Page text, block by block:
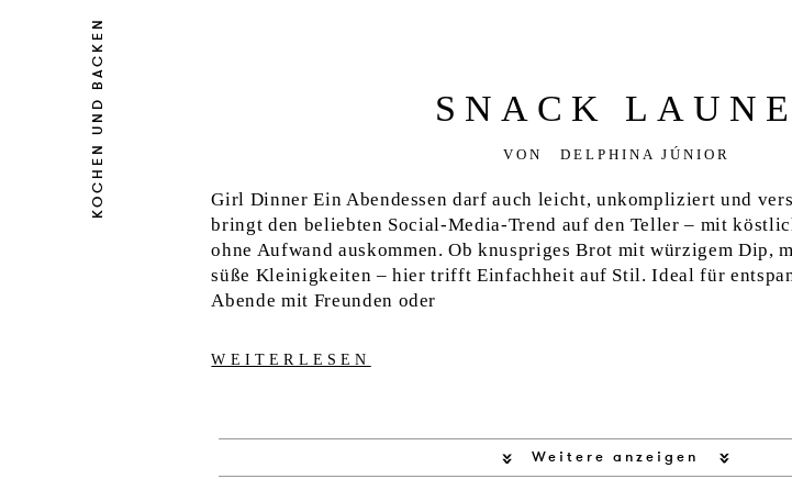
KOCHEN UND BACKEN SNACK LAUNE
VON DELPHINA JÚNIOR
Girl Dinner Ein Abendessen darf auch leicht, unkompliziert und
bringt den beliebten Social-Media-Trend auf den Teller – mit
ohne Aufwand auskommen. Ob knuspriges Brot mit würzigem Dip,
süße Kleinigkeiten – hier trifft Einfachheit auf Stil. Ideal für
Abende mit Freunden oder
WEITERLESEN
Weitere anzeigen